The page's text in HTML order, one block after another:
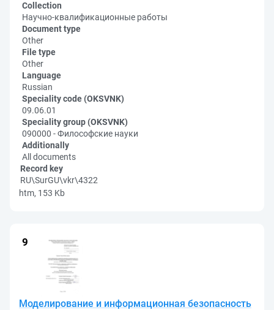
Collection
Научно-квалификационные работы
Document type
Other
File type
Other
Language
Russian
Speciality code (OKSVNK)
09.06.01
Speciality group (OKSVNK)
090000 - Философские науки
Additionally
All documents
Record key
RU\SurGU\vkr\4322
htm, 153 Kb
Моделирование и информационная безопасность